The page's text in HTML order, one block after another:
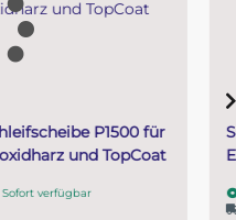
Schleifscheibe P2000 für
Epoxidharz und TopCoat
Sofort verfügbar